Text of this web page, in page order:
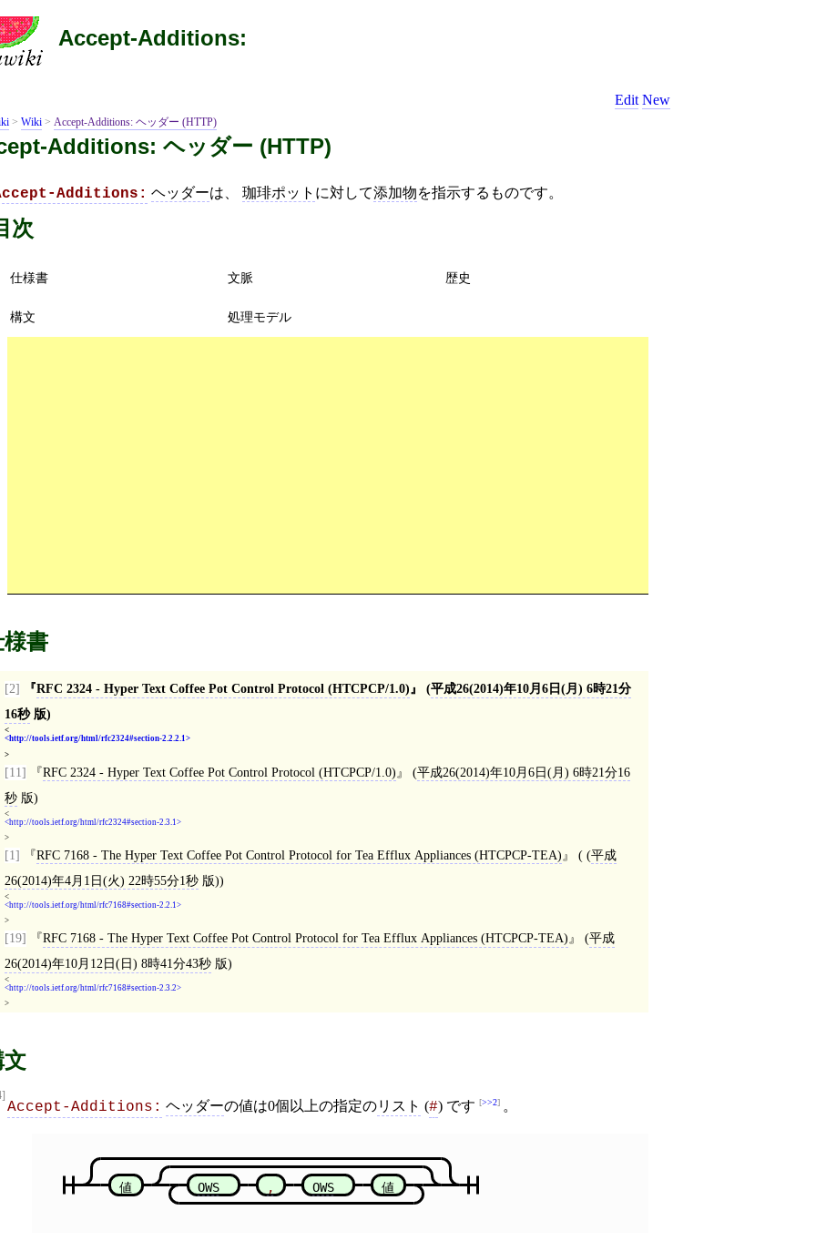
Accept-Additions:
Edit New
> Wiki > Accept-Additions: ヘッダー (HTTP)
Additions: ヘッダー (HTTP)
Additions: ヘッダーは、 珈琲ポット に対して添加物を指示するものです。
次
仕様書
構文
文脈
処理モデル
歴史
書
[2] RFC 2324 - Hyper Text Coffee Pot Control Protocol (HTCPCP/1.0) (平成26(2014)年10月6日(月) 6時21分
16秒版)
<
http://tools.ietf.org/html/rfc2324#section-2.2.2.1
>
[11] RFC 2324 - Hyper Text Coffee Pot Control Protocol (HTCPCP/1.0) (平成26(2014)年10月6日(月) 6時21分16
秒版)
<
http://tools.ietf.org/html/rfc2324#section-2.3.1
>
[1] RFC 7168 - The Hyper Text Coffee Pot Control Protocol for Tea Efflux Appliances (HTCPCP-TEA) ( (平成
26(2014)年4月1日(火) 22時55分1秒版))
<
http://tools.ietf.org/html/rfc7168#section-2.2.1
>
[19] RFC 7168 - The Hyper Text Coffee Pot Control Protocol for Tea Efflux Appliances (HTCPCP-TEA) (平成
26(2014)年10月12日(日) 8時41分43秒版)
<
http://tools.ietf.org/html/rfc7168#section-2.3.2
>
Accept-Additions: ヘッダーの値は0個以上の指定のリスト (#) です >>2 。
値 OWS , OWS 値